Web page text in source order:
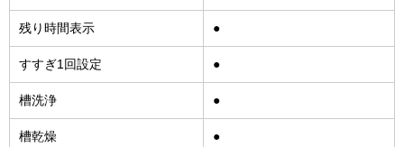
残り時間表示 ●
すすぎ1回設定 ●
槽洗浄 ●
槽乾燥 ●